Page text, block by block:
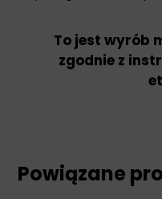
To jest wyrób
zgodnie z
Powiązane